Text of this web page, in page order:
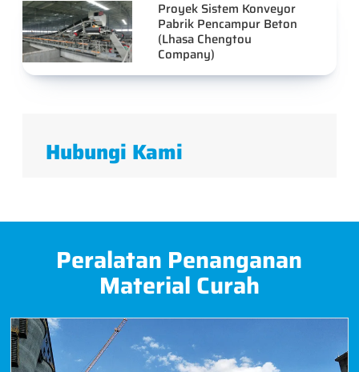
Proyek Sistem Konveyor
Pabrik Pencampur Beton
(Lhasa Chengtou
Company)
Hubungi Kami
Peralatan Penanganan
Material Curah